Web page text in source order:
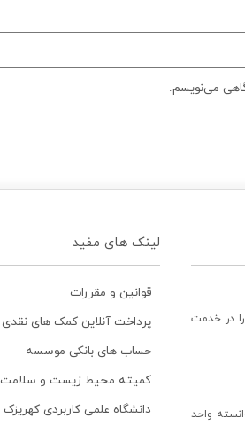
می‌نویسم.
در خدمت
واحد
لینک های مفید
قوانین و مقررات
پرداخت آنلاین کمک های نقدی
حساب های بانکی موسسه
کمیته محیط زیست و سلامت
دانشگاه علمی کاربردی کهریزک